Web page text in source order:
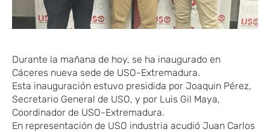
Durante la mañana de hoy, se ha inaugurado en
Cáceres nueva sede de USO-Extremadura.
Esta inauguración estuvo presidida por Joaquin Pérez,
Secretario General de USO, y por Luis Gil Maya,
Coordinador de USO-Extremadura.
En representación de USO industria acudió Juan Carlos